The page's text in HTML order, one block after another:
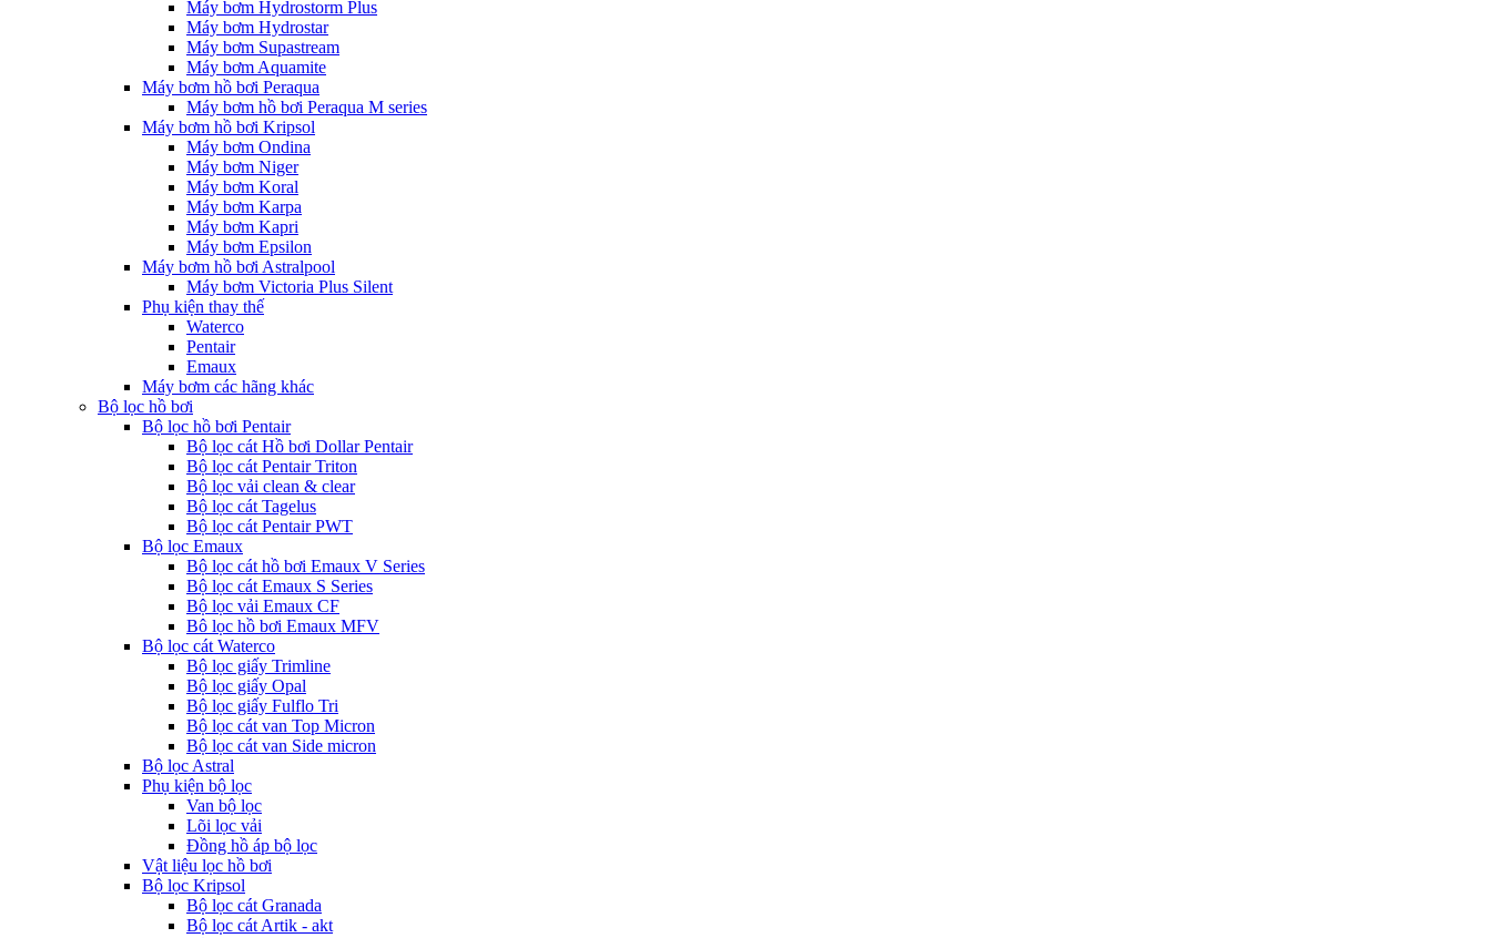
Máy bơm Hydrostorm Plus
Máy bơm Hydrostar
Máy bơm Supastream
Máy bơm Aquamite
Máy bơm hồ bơi Peraqua
Máy bơm hồ bơi Peraqua M series
Máy bơm hồ bơi Kripsol
Máy bơm Ondina
Máy bơm Niger
Máy bơm Koral
Máy bơm Karpa
Máy bơm Kapri
Máy bơm Epsilon
Máy bơm hồ bơi Astralpool
Máy bơm Victoria Plus Silent
Phụ kiện thay thế
Waterco
Pentair
Emaux
Máy bơm các hãng khác
Bộ lọc hồ bơi
Bộ lọc hồ bơi Pentair
Bộ lọc cát Hồ bơi Dollar Pentair
Bộ lọc cát Pentair Triton
Bộ lọc vải clean & clear
Bộ lọc cát Tagelus
Bộ lọc cát Pentair PWT
Bộ lọc Emaux
Bộ lọc cát hồ bơi Emaux V Series
Bộ lọc cát Emaux S Series
Bộ lọc vải Emaux CF
Bô lọc hồ bơi Emaux MFV
Bộ lọc cát Waterco
Bộ lọc giấy Trimline
Bộ lọc giấy Opal
Bộ lọc giấy Fulflo Tri
Bộ lọc cát van Top Micron
Bộ lọc cát van Side micron
Bộ lọc Astral
Phụ kiện bộ lọc
Van bộ lọc
Lõi lọc vải
Đồng hồ áp bộ lọc
Vật liệu lọc hồ bơi
Bộ lọc Kripsol
Bộ lọc cát Granada
Bộ lọc cát Artik - akt